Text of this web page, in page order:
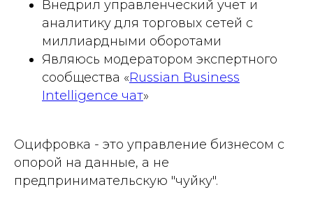
Внедрил управленческий учет и
аналитику для торговых сетей с
миллиардными оборотами
Являюсь модератором экспертного
сообщества «Russian Business
Intelligence чат»
Оцифровка - это управление бизнесом с
опорой на данные, а не
предпринимательскую "чуйку".